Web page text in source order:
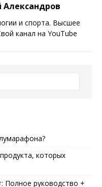
Александров
и спорта. Высшее
канал на YouTube
которых
Полное руководство +